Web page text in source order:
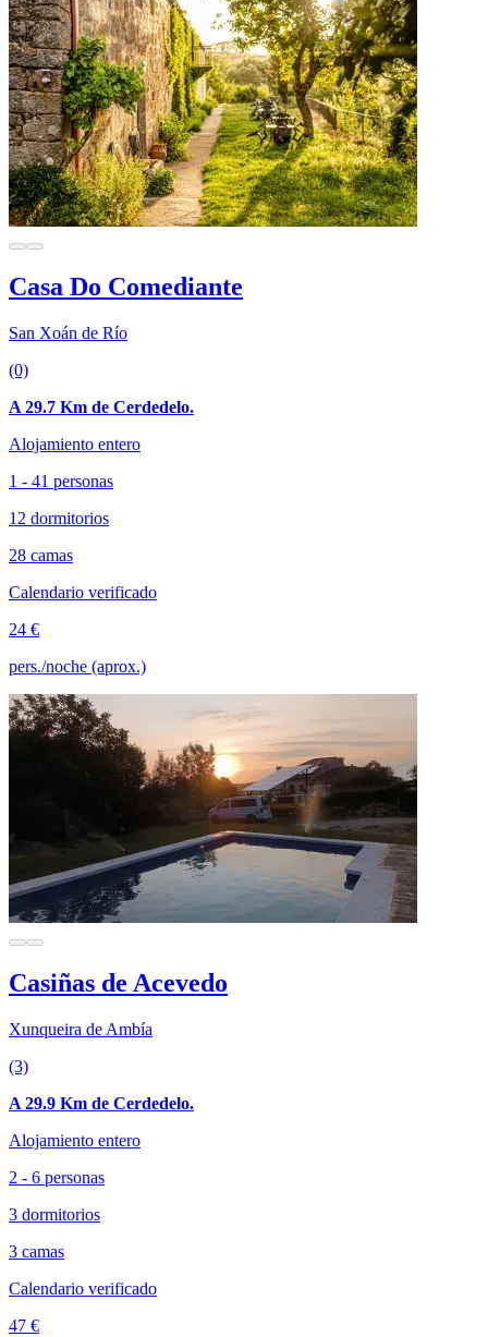
Casa Do Comediante
San Xoán de Río
(0)
A 29.7 Km de Cerdedelo.
Alojamiento entero
1 - 41 personas
12 dormitorios
28 camas
Calendario verificado
24 €
pers./noche (aprox.)
Casiñas de Acevedo
Xunqueira de Ambía
(3)
A 29.9 Km de Cerdedelo.
Alojamiento entero
2 - 6 personas
3 dormitorios
3 camas
Calendario verificado
47 €